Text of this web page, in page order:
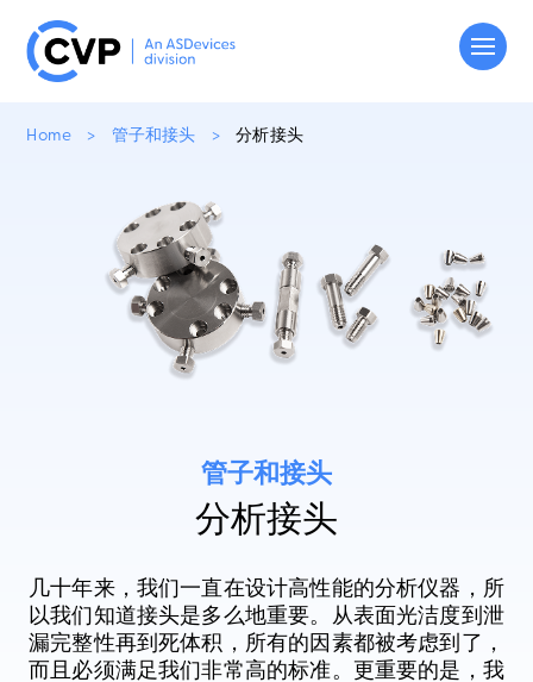
产品
文件
关于我们
联系我们
Home > 管子和接头 > 分析接头
管子和接头
分析接头
几十年来，我们一直在设计高性能的分析仪器，所
以我们知道接头是多么地重要。从表面光洁度到泄
漏完整性再到死体积，所有的因素都被考虑到了，
而且必须满足我们非常高的标准。更重要的是，我